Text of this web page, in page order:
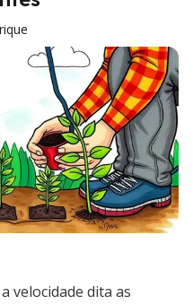
velocidade dita as